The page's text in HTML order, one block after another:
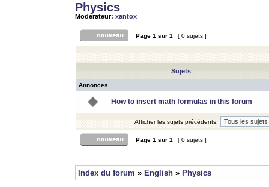
Physics
Modérateur: xantox
Page 1 sur 1 [ 0 sujets ]
Sujets
Annonces
How to insert math formulas in this forum
Afficher les sujets précédents:
Page 1 sur 1 [ 0 sujets ]
Index du forum » English » Physics